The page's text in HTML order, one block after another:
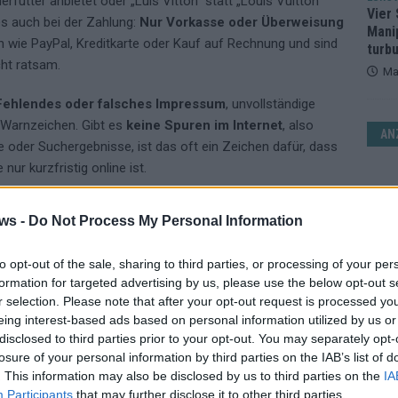
- Do Not Process My Personal Information
opt-out of the sale, sharing to third parties, or processing of your
for targeted advertising by us, please use the below opt-out
selection. Please note that after your opt-out request is processed
interest-based ads based on personal information utilized by us
to third parties prior to your opt-out. You may separately
of your personal information by third parties on the IAB’s list of
This information may also be disclosed by us to third parties on the
Participants that may further disclose it to other third parties.
auch bei der Zahlung: Nur Vorkasse oder Überweisung
PayPal, Kreditkarte oder Kauf auf Rechnung und sind
ratsam.
oder falsches Impressum, unvollständige
Gibt es keine Spuren im Internet, also
Suchergebnisse, ist das oft ein Zeichen dafür, dass
nur kurzfristig online ist.
Echte Zertifikate lassen sich immer per Klick
Anbieters.
Friday-Hype
keine Einladung für Leichtsinn. Wer Preise vergleicht, die
achtet und sich nicht von übertriebenen Rabatten
Vier